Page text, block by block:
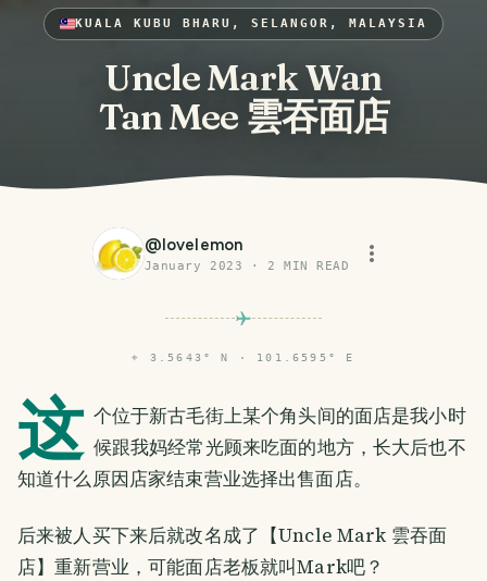
KUALA KUBU BHARU, SELANGOR, MALAYSIA
Uncle Mark Wan
Tan Mee 雲吞面店
@lovelemon
January 2023 · 2 MIN READ
⌖ 3.5643° N · 101.6595° E
这 个位于新古毛街上某个角头间的面店是我小时
候跟我妈经常光顾来吃面的地方，长大后也不
知道什么原因店家结束营业选择出售面店。
后来被人买下来后就改名成了【Uncle Mark 雲吞面
店】重新营业，可能面店老板就叫Mark吧？